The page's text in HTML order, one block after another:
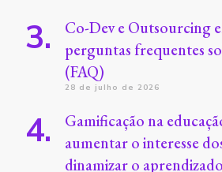
Co-Dev e Outsourcing
perguntas frequentes
(FAQ)
28 de julho de 2026
Gamificação na
aumentar o interesse
dinamizar o aprendizado